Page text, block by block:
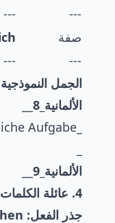
---
---
صفة
---
---
الجمل النموذجية A2
الألمانية_8
الألمانية_9
4. عائلة الكلمات 3: sprechen (للتحدث)
جذر الفعل: sprechen